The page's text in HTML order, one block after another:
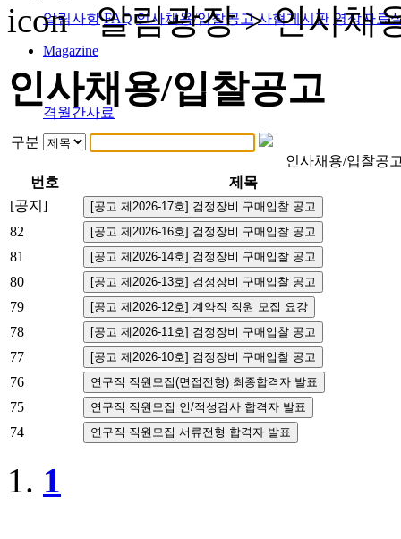
알림사항 FAQ 인사채용/입찰공고 사협게시판 영상자료
Magazine
격월간사료
알림광장 >인사채
인사채용/입찰공고
구분
인사채용/입찰공
번호
제목
[공지]
82
81
80
79
78
77
76
75
74
1